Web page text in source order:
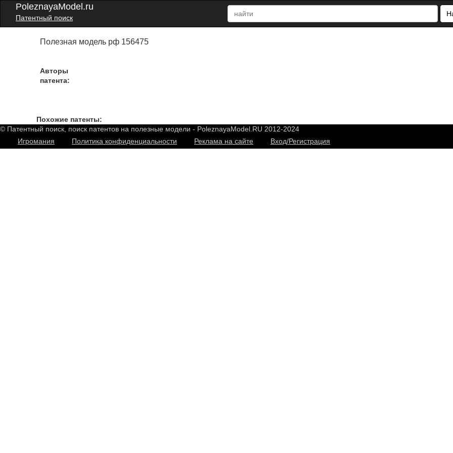
PoleznayaModel.ru
Патентный поиск
Полезная модель рф 156475
Авторы
патента:
Похожие патенты:
© Патентный поиск, поиск патентов на полезные модели - PoleznayaModel.RU 2012-2024
Игромания
Политика конфиденциальности Реклама на сайте Вход/Регистрация